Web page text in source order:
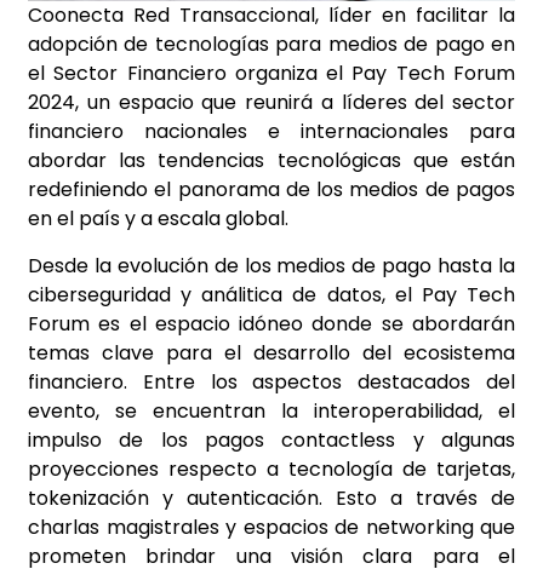
Coonecta Red Transaccional, líder en facilitar la
adopción de tecnologías para medios de pago en
el Sector Financiero organiza el Pay Tech Forum
2024, un espacio que reunirá a líderes del sector
financiero nacionales e internacionales para
abordar las tendencias tecnológicas que están
redefiniendo el panorama de los medios de pagos
en el país y a escala global.
Desde la evolución de los medios de pago hasta la
ciberseguridad y análitica de datos, el Pay Tech
Forum es el espacio idóneo donde se abordarán
temas clave para el desarrollo del ecosistema
financiero. Entre los aspectos destacados del
evento, se encuentran la interoperabilidad, el
impulso de los pagos contactless y algunas
proyecciones respecto a tecnología de tarjetas,
tokenización y autenticación. Esto a través de
charlas magistrales y espacios de networking que
prometen brindar una visión clara para el